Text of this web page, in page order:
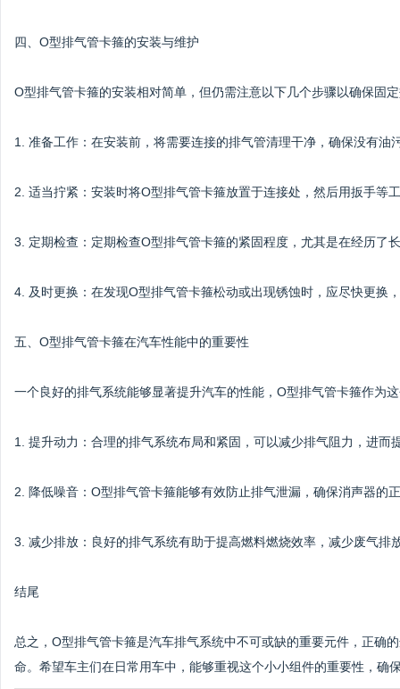
四、O型排气管卡箍的安装与维护
O型排气管卡箍的安装相对简单，但仍需注意以下几个步骤以确保固
1. 准备工作：在安装前，将需要连接的排气管清理干净，确保没有油
2. 适当拧紧：安装时将O型排气管卡箍放置于连接处，然后用扳手等
3. 定期检查：定期检查O型排气管卡箍的紧固程度，尤其是在经历了
4. 及时更换：在发现O型排气管卡箍松动或出现锈蚀时，应尽快更换
五、O型排气管卡箍在汽车性能中的重要性
一个良好的排气系统能够显著提升汽车的性能，O型排气管卡箍作为
1. 提升动力：合理的排气系统布局和紧固，可以减少排气阻力，进而
2. 降低噪音：O型排气管卡箍能够有效防止排气泄漏，确保消声器的
3. 减少排放：良好的排气系统有助于提高燃料燃烧效率，减少废气排
结尾
总之，O型排气管卡箍是汽车排气系统中不可或缺的重要元件，正确
命。希望车主们在日常用车中，能够重视这个小小组件的重要性，确